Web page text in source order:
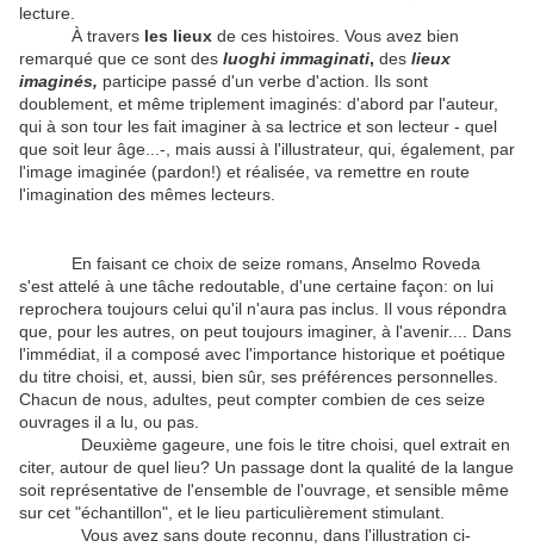
lecture.
À travers les lieux de ces histoires. Vous avez bien
remarqué que ce sont des luoghi immaginati, des lieux
imaginés, participe passé d'un verbe d'action. Ils sont
doublement, et même triplement imaginés: d'abord par l'auteur,
qui à son tour les fait imaginer à sa lectrice et son lecteur - quel
que soit leur âge...-, mais aussi à l'illustrateur, qui, également, par
l'image imaginée (pardon!) et réalisée, va remettre en route
l'imagination des mêmes lecteurs.
En faisant ce choix de seize romans, Anselmo Roveda
s'est attelé à une tâche redoutable, d'une certaine façon: on lui
reprochera toujours celui qu'il n'aura pas inclus. Il vous répondra
que, pour les autres, on peut toujours imaginer, à l'avenir.... Dans
l'immédiat, il a composé avec l'importance historique et poétique
du titre choisi, et, aussi, bien sûr, ses préférences personnelles.
Chacun de nous, adultes, peut compter combien de ces seize
ouvrages il a lu, ou pas.
Deuxième gageure, une fois le titre choisi, quel extrait en
citer, autour de quel lieu? Un passage dont la qualité de la langue
soit représentative de l'ensemble de l'ouvrage, et sensible même
sur cet "échantillon", et le lieu particulièrement stimulant.
Vous avez sans doute reconnu, dans l'illustration ci-